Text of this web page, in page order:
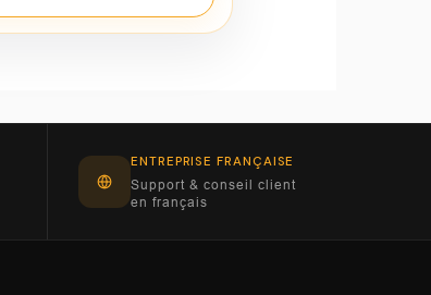
ENTREPRISE FRANÇAISE
Support & conseil client
en français